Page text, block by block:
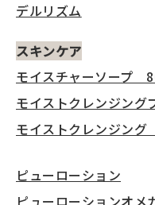
デルリズム
スキンケア
モイスチャーソープ
モイストクレンジン
モイストクレンジン
ピューローション
ピューローションオメ